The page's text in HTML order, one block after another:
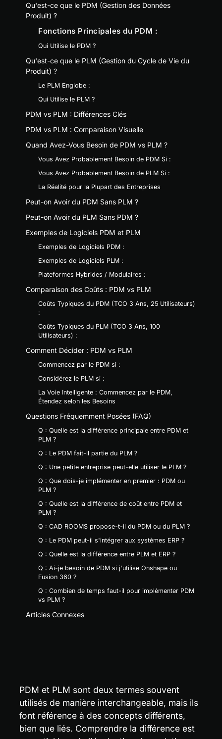
Qu'est-ce que le PDM (Gestion des Données
Produit) ?
Fonctions Principales du PDM :
Qui Utilise le PDM ?
Qu'est-ce que le PLM (Gestion du Cycle de Vie du
Produit) ?
Le PLM Englobe :
Qui Utilise le PLM ?
PDM vs PLM : Différences Clés
PDM vs PLM : Comparaison Visuelle
Quand Avez-Vous Besoin de PDM vs PLM ?
Vous Avez Probablement Besoin de PDM Si :
Vous Avez Probablement Besoin de PLM Si :
La Réalité pour la Plupart des Entreprises
Peut-on Avoir du PDM Sans PLM ?
Peut-on Avoir du PLM Sans PDM ?
Exemples de Logiciels PDM et PLM
Exemples de Logiciels PDM :
Exemples de Logiciels PLM :
Plateformes Hybrides / Modulaires :
Comparaison des Coûts : PDM vs PLM
Coûts Typiques du PDM (TCO 3 Ans, 25 Utilisateurs)
:
Coûts Typiques du PLM (TCO 3 Ans, 100
Utilisateurs) :
Comment Décider : PDM vs PLM
Commencez par le PDM si :
Considérez le PLM si :
La Voie Intelligente : Commencez par le PDM,
Étendez selon les Besoins
Questions Fréquemment Posées (FAQ)
Q : Quelle est la différence principale entre PDM et
PLM ?
Q : Le PDM fait-il partie du PLM ?
Q : Une petite entreprise peut-elle utiliser le PLM ?
Q : Que dois-je implémenter en premier : PDM ou
PLM ?
Q : Quelle est la différence de coût entre PDM et
PLM ?
Q : CAD ROOMS propose-t-il du PDM ou du PLM ?
Q : Le PDM peut-il s'intégrer aux systèmes ERP ?
Q : Quelle est la différence entre PLM et ERP ?
Q : Ai-je besoin de PDM si j'utilise Onshape ou
Fusion 360 ?
Q : Combien de temps faut-il pour implémenter PDM
vs PLM ?
Articles Connexes
PDM et PLM sont deux termes souvent
utilisés de manière interchangeable, mais ils
font référence à des concepts différents,
bien que liés. Comprendre la différence est